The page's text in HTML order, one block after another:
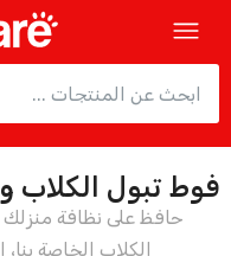
حفاضات
36.75
فوط تبول الكلاب
حافظ على نظافة
الكلاب الخاصة